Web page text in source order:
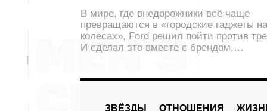
В мире, где внедорожники всё чаще
превращаются в «городские гаджеты на
колёсах», Ford решил пойти против
И сделал это вместе с брендом,…
ЗВЁЗДЫ ОТНОШЕНИЯ